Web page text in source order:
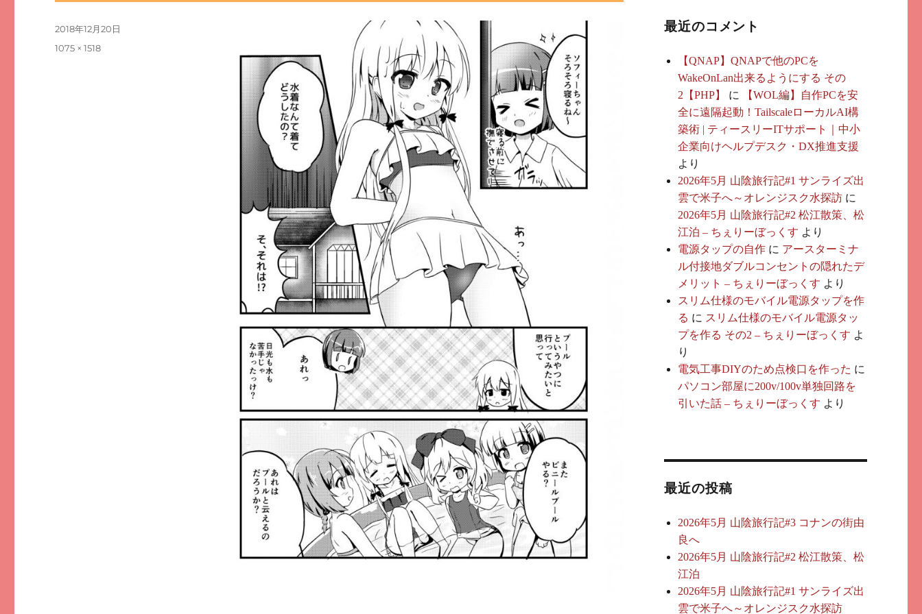
投
2018年12月20日
フ
1075 × 1518
最近のコメント
【QNAP】QNAPで他のPCを
WakeOnLan出来るようにする その
2【PHP】
に
【WOL編】自作PCを安
全に遠隔起動！TailscaleローカルAI構
築術 | ティースリーITサポート｜中小
企業向けヘルプデスク・DX推進支援
より
2026年5月 山陰旅行記#1 サンライズ出
雲で米子へ～オレンジスク水探訪に
2026年5月 山陰旅行記#2 松江散策、松
江泊 – ちぇりーぼっくす より
電源タップの自作に アースターミナ
ル付接地ダブルコンセントの隠れたデ
メリット – ちぇりーぼっくす より
スリム仕様のモバイル電源タップを作
る に スリム仕様のモバイル電源タッ
プを作る その2 – ちぇりーぼっくす よ
り
電気工事DIYのため点検口を作った に
パソコン部屋に200v/100v単独回路を
引いた話 – ちぇりーぼっくす より
最近の投稿
2026年5月 山陰旅行記#3 コナンの街由
良へ
2026年5月 山陰旅行記#2 松江散策、松
江泊
2026年5月 山陰旅行記#1 サンライズ出
雲で米子へ～オレンジスク水探訪